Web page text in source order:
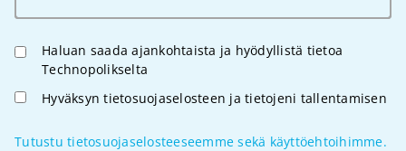
Haluan saada ajankohtaista ja hyödyllistä tietoa
Technopolikselta
Hyväksyn tietosuojaselosteen ja tietojeni tallentamisen
Tutustu tietosuojaselosteeseemme sekä käyttöehtoihimme.